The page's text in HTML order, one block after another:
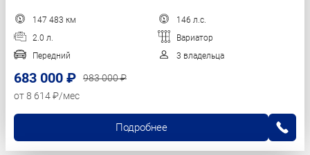
147 483 км
146 л.с.
2.0 л.
Вариатор
Передний
3 владельца
683 000 ₽
983 000 ₽
от 8 614 ₽/мес
Подробнее